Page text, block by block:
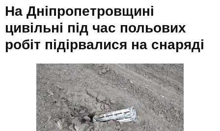
На Дніпропетровщині
цивільні під час польових
робіт підірвалися на снаряді